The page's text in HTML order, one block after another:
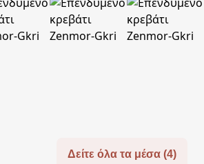
Δείτε όλα τα μέσα (4)